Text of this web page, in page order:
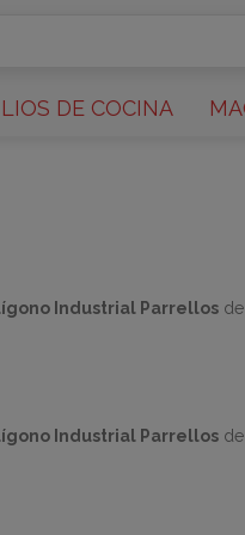
DE COCINA
Industrial Parrellos de
Industrial Parrellos de